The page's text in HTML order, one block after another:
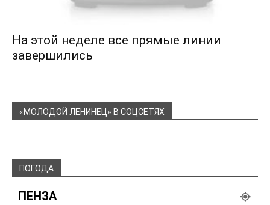
На этой неделе все прямые линии
завершились
«МОЛОДОЙ ЛЕНИНЕЦ» В СОЦСЕТЯХ
ПОГОДА
ПЕНЗА